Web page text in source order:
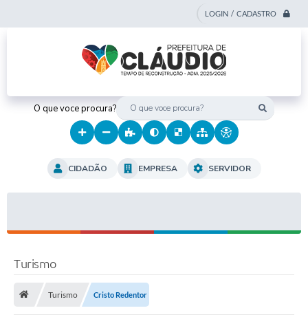
LOGIN / CADASTRO
O que voce procura?
CIDADÃO EMPRESA SERVIDOR
Turismo
Turismo Cristo Redentor